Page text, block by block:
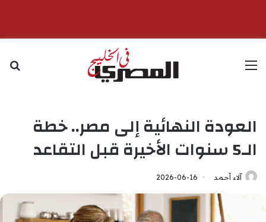
القائمة
العودة النهائية إلى مصر.. خطة
الـ5 سنوات الأخيرة قبل التقاعد
آلاء أحمد 2026-06-16